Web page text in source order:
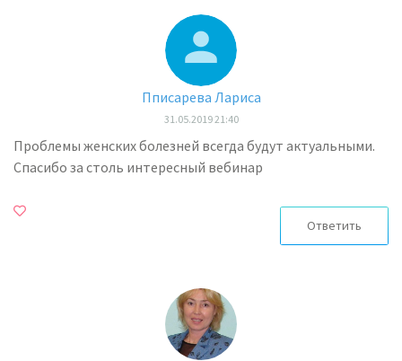
Пписарева Лариса
31.05.2019 21:40
Проблемы женских болезней всегда будут актуальными.
Спасибо за столь интересный вебинар
Ответить